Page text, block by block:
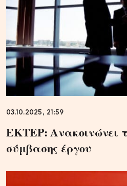
03.10.2025, 21:59
ΕΚΤΕΡ: Ανακοινώνει
σύμβασης έργου